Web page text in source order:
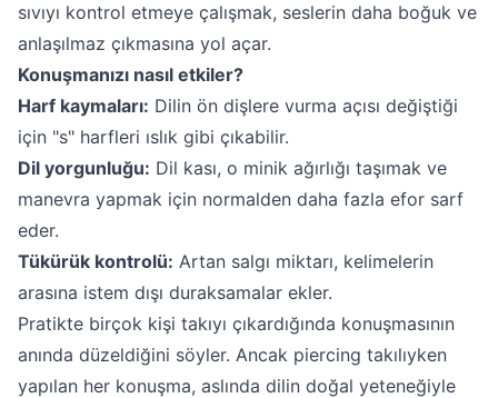
sıvıyı kontrol etmeye çalışmak, seslerin daha boğuk ve
anlaşılmaz çıkmasına yol açar.
Konuşmanızı nasıl etkiler?
Harf kaymaları: Dilin ön dişlere vurma açısı değiştiği
için "s" harfleri ıslık gibi çıkabilir.
Dil yorgunluğu: Dil kası, o minik ağırlığı taşımak ve
manevra yapmak için normalden daha fazla efor sarf
eder.
Tükürük kontrolü: Artan salgı miktarı, kelimelerin
arasına istem dışı duraksamalar ekler.
Pratikte birçok kişi takıyı çıkardığında konuşmasının
anında düzeldiğini söyler. Ancak piercing takılıyken
yapılan her konuşma, aslında dilin doğal yeteneğiyle